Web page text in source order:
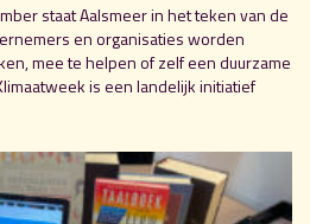
staat Aalsmeer in het teken van de
en organisaties worden
mee te helpen of zelf een duurzame
is een landelijk initiatief